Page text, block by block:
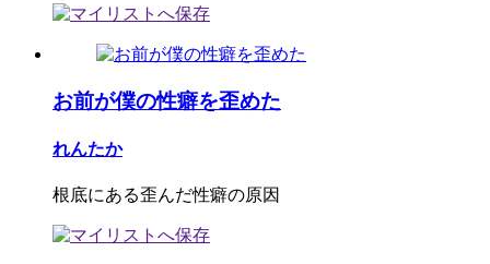
お前が僕の性癖を歪めた
れんたか
根底にある歪んだ性癖の原因